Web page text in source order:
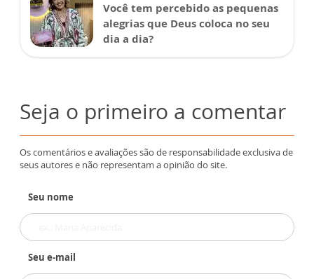
Você tem percebido as pequenas
alegrias que Deus coloca no seu
dia a dia?
Seja o primeiro a comentar
Os comentários e avaliações são de responsabilidade exclusiva de
seus autores e não representam a opinião do site.
Seu nome
Seu e-mail